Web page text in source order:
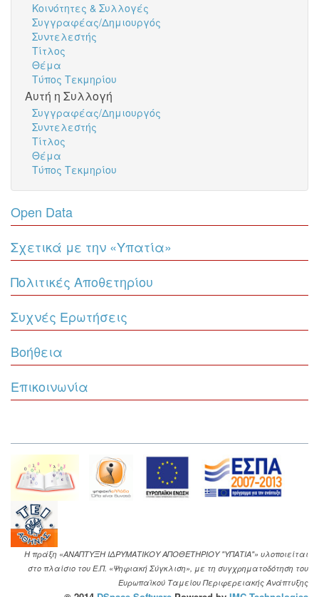
Κοινότητες & Συλλογές
Συγγραφέας/Δημιουργός
Συντελεστής
Τίτλος
Θέμα
Τύπος Τεκμηρίου
Αυτή η Συλλογή
Συγγραφέας/Δημιουργός
Συντελεστής
Τίτλος
Θέμα
Τύπος Τεκμηρίου
Open Data
Σχετικά με την «Υπατία»
Πολιτικές Αποθετηρίου
Συχνές Ερωτήσεις
Βοήθεια
Επικοινωνία
Η πράξη «ΑΝΑΠΤΥΞΗ ΙΔΡΥΜΑΤΙΚΟΥ ΑΠΟΘΕΤΗΡΙΟΥ "ΥΠΑΤΙΑ"» υλοποιείται
στο πλαίσιο του Ε.Π. «Ψηφιακή Σύγκλιση», με τη συγχρηματοδότηση του
Ευρωπαϊκού Ταμείου Περιφερειακής Ανάπτυξης